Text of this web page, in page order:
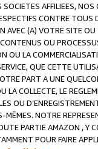
AFFILIEES,
CONTRE
AVEC (A) VOTRE SITE
OU
OU LA
QUE CETTE
PART A UNE
LA COLLECTE, LE
OU
NOTRE
PARTIE AMAZON , Y
POUR FAIRE